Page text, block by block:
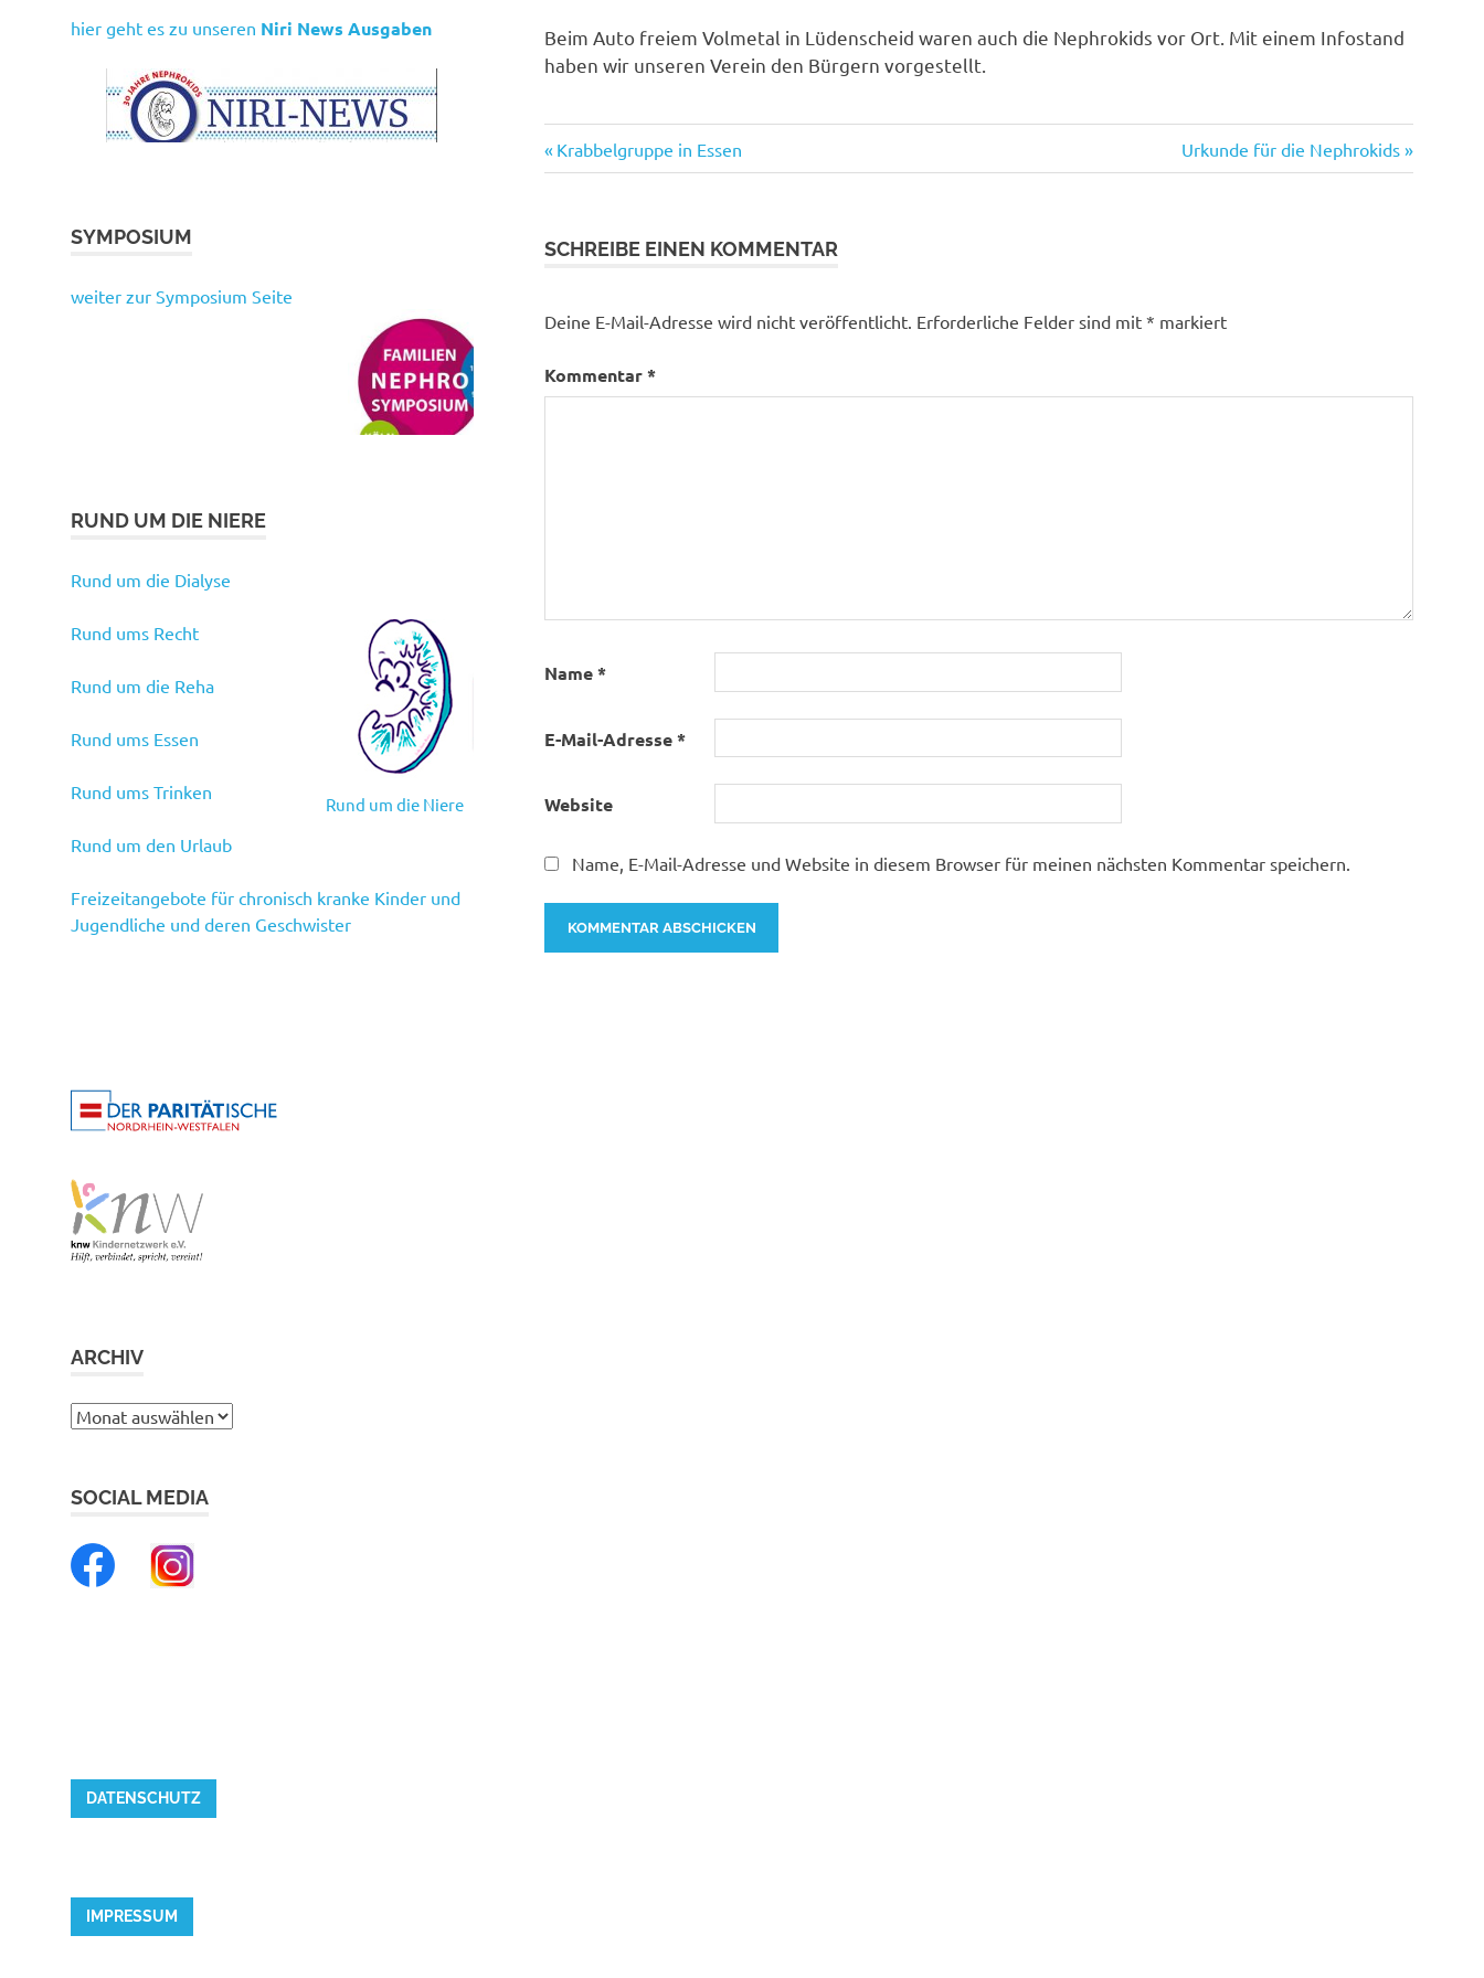
Beim Auto freiem Volmetal in Lüdenscheid waren auch die Nephrokids vor Ort. Mit einem Infostand
haben wir unseren Verein den Bürgern vorgestellt.
Beitragsnavigation
Vorheriger
Beitrag:
Krabbelgruppe in Essen
Nächster
Beitrag:
Urkunde für die Nephrokids
SCHREIBE EINEN KOMMENTAR
Deine E-Mail-Adresse wird nicht veröffentlicht. Erforderliche Felder sind mit * markiert
Kommentar*
Name*
E-Mail-Adresse*
Website
Name, E-Mail-Adresse und Website in diesem Browser für meinen nächsten Kommentar speichern.
hier geht es zu unseren Niri News Ausgaben
SYMPOSIUM
weiter zur Symposium Seite
RUND UM DIE NIERE
Rund um die Dialyse
Rund um die Niere
Rund ums Recht
Rund um die Reha
Rund ums Essen
Rund ums Trinken
Rund um den Urlaub
Freizeitangebote für chronisch kranke Kinder und
Jugendliche und deren Geschwister
ARCHIV
Archiv
SOCIAL MEDIA
DATENSCHUTZ
IMPRESSUM